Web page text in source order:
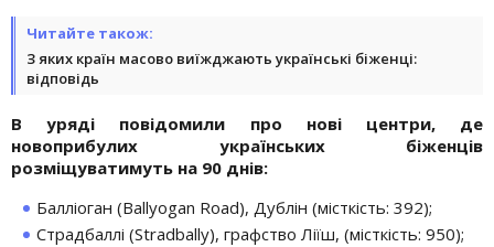
Читайте також:
З яких країн масово виїжджають українські біженці:
відповідь
В уряді повідомили про нові центри, де
новоприбулих українських біженців
розміщуватимуть на 90 днів:
Балліоган (Ballyogan Road), Дублін (місткість: 392);
Страдбаллі (Stradbally), графство Ліїш, (місткість: 950);